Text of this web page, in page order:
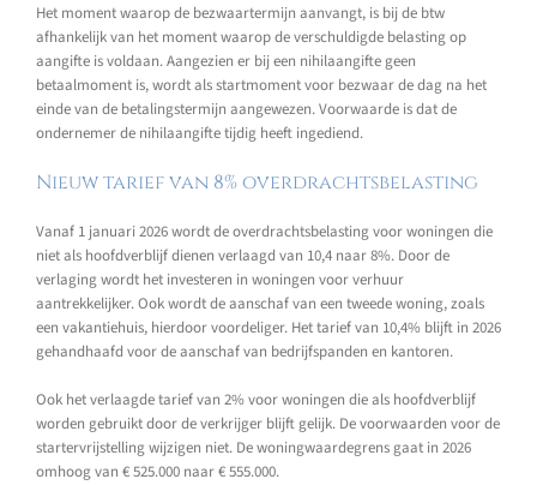
Het moment waarop de bezwaartermijn aanvangt, is bij de btw
afhankelijk van het moment waarop de verschuldigde belasting op
aangifte is voldaan. Aangezien er bij een nihilaangifte geen
betaalmoment is, wordt als startmoment voor bezwaar de dag na het
einde van de betalingstermijn aangewezen. Voorwaarde is dat de
ondernemer de nihilaangifte tijdig heeft ingediend.
Nieuw tarief van 8% overdrachtsbelasting
Vanaf 1 januari 2026 wordt de overdrachtsbelasting voor woningen die
niet als hoofdverblijf dienen verlaagd van 10,4 naar 8%. Door de
verlaging wordt het investeren in woningen voor verhuur
aantrekkelijker. Ook wordt de aanschaf van een tweede woning, zoals
een vakantiehuis, hierdoor voordeliger. Het tarief van 10,4% blijft in 2026
gehandhaafd voor de aanschaf van bedrijfspanden en kantoren.
Ook het verlaagde tarief van 2% voor woningen die als hoofdverblijf
worden gebruikt door de verkrijger blijft gelijk. De voorwaarden voor de
startervrijstelling wijzigen niet. De woningwaardegrens gaat in 2026
omhoog van € 525.000 naar € 555.000.